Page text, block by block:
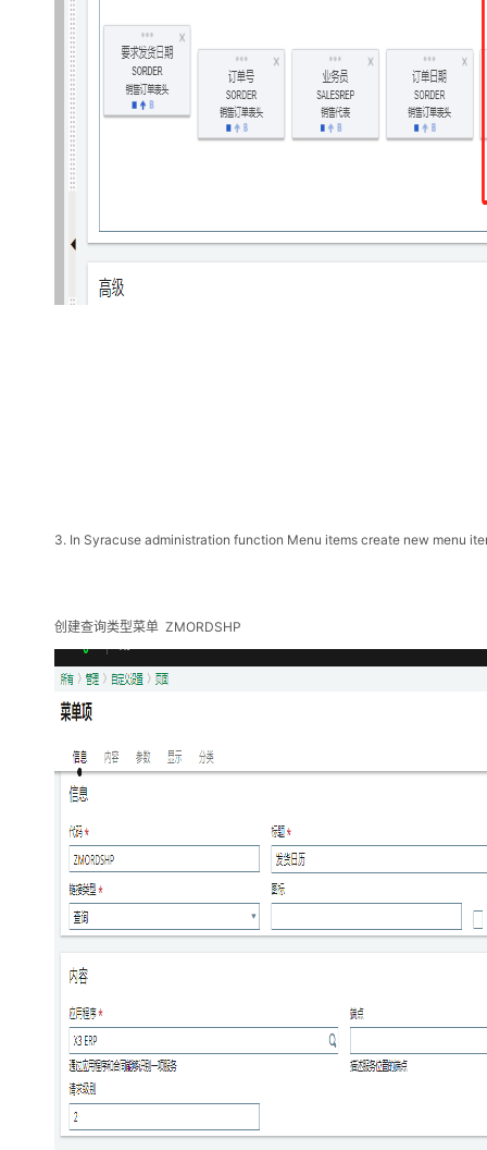
3. In Syracuse administration function Menu items create new menu
创建查询类型菜单 ZMORDSHP